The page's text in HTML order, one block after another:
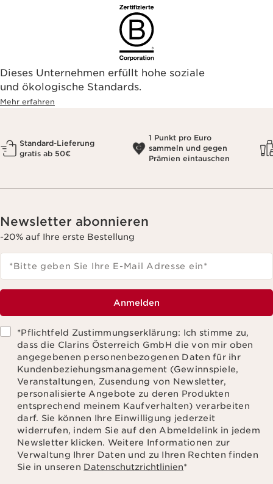
Dieses Unternehmen erfüllt hohe soziale
und ökologische Standards.
Mehr erfahren
Standard-Lieferung
gratis ab 50€
1 Punkt pro Euro
sammeln und gegen
Prämien eintauschen
Newsletter abonnieren
-20% auf Ihre erste Bestellung
*Bitte geben Sie Ihre E-Mail Adresse ein*
Anmelden
*Pflichtfeld Zustimmungserklärung: Ich stimme zu,
dass die Clarins Österreich GmbH die von mir oben
angegebenen personenbezogenen Daten für ihr
Kundenbeziehungsmanagement (Gewinnspiele,
Veranstaltungen, Zusendung von Newsletter,
personalisierte Angebote zu deren Produkten
entsprechend meinem Kaufverhalten) verarbeiten
darf. Sie können Ihre Einwilligung jederzeit
widerrufen, indem Sie auf den Abmeldelink in jedem
Newsletter klicken. Weitere Informationen zur
Verwaltung Ihrer Daten und zu Ihren Rechten finden
Sie in unseren Datenschutzrichtlinien*